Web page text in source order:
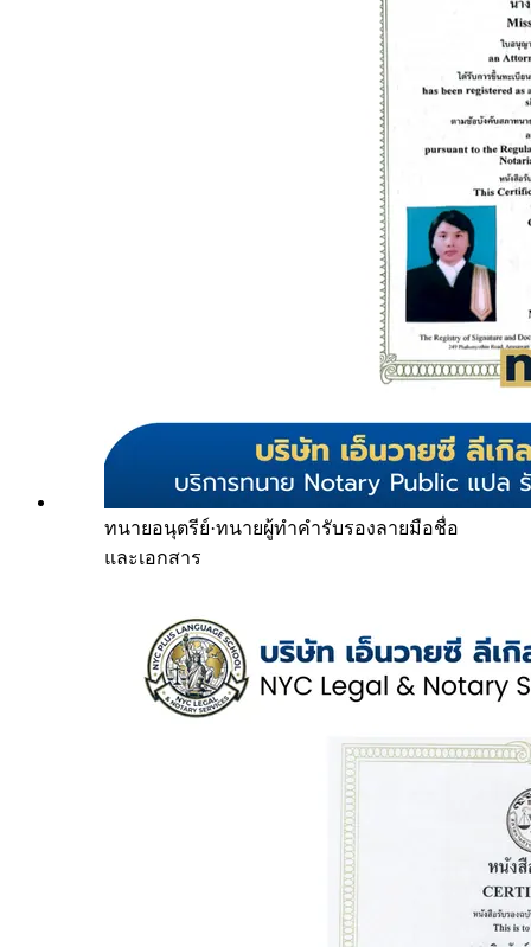
ทนายอนุตรีย์·ทนายผู้ทำคำรับรองลายมือชื่อ
และเอกสาร